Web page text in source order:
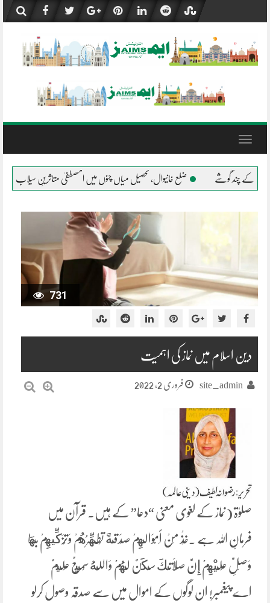
content
Toggle
ضلع خانیوال، تحصیل میاں چنوں میں المصطفیٰ متاثرینِ سیلاب کے شانہ بشانہ جلال پور
731
دین اسلام میں نماز کی اہمیت
site_admin فروری 2, 2022
صلوٰۃ (نماز کے لغوی معنی “دعا” کے ہیں۔ قرآن میں
فرمانِ اللہ ہے ۔خُذْ مِنْ أَمْوَالِهِمْ صَدَقَةً تُطَهِّرُهُمْ وَتُزَكِّيهِمْ بِهَا
وَصَلِّ عَلَيْهِمْ إِنَّ صَلَاتَكَ سَكَنٌ لَهُمْ وَاللَّهُ سَمِيعٌ عَلِيمٌ
اے پیغمبر! ان لوگوں کے اموال میں سے صدقہ وصول کرلو